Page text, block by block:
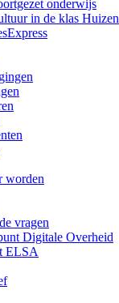
onderwijs
in de klas Huizen
worden
vragen
Digitale Overheid
ELSA